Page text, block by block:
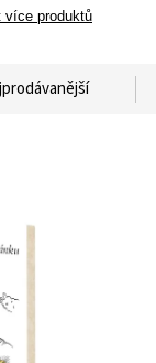
více produktů